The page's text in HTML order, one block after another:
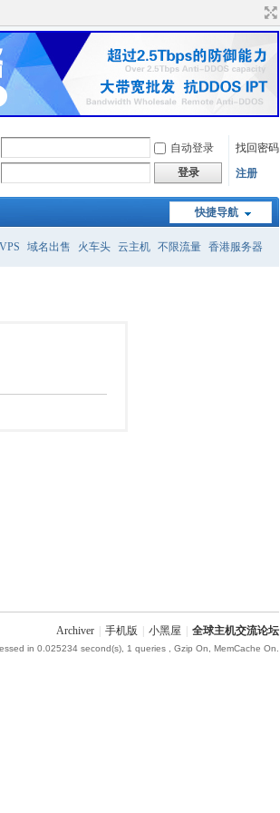
自动登录
找回密码
登录 注册
快捷导航
VPS 域名出售 火车头 云主机 不限流量 香港服务器
Archiver 手机版 小黑屋 全球主机交流论坛
in 0.025234 second(s), 1 queries , Gzip On, MemCache On.